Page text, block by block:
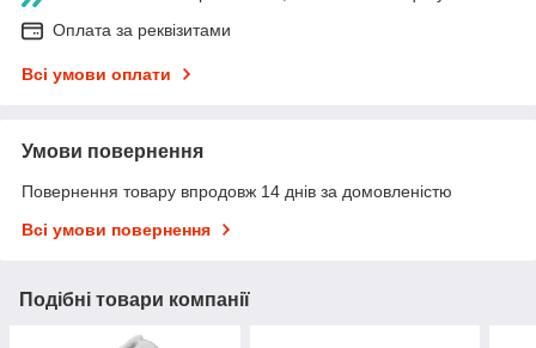
Оплата за реквізитами
Всі умови оплати
Умови повернення
Повернення товару впродовж 14 днів за домовленістю
Всі умови повернення
Подібні товари компанії